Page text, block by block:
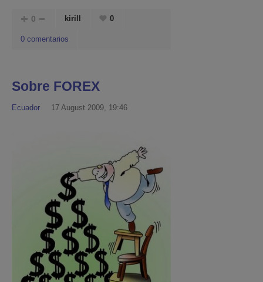
0 kirill 0
0 comentarios
Sobre FOREX
Ecuador 17 August 2009, 19:46